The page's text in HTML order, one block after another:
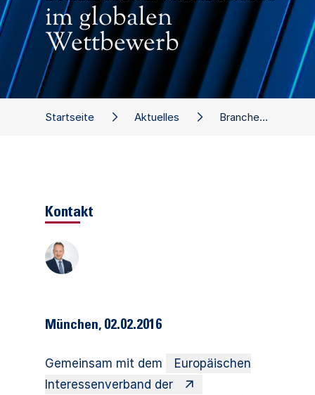
München, 02.02.2016
Gemeinsam mit dem
Europäischen
Interessenverband der
Startseite Aktuelles Branchenstudie: Die Europäischen Kunststoffverarbeiter im globalen Wettbewerb
Kontakt
im globalen
Wettbewerb